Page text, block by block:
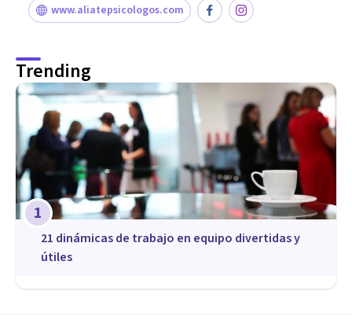
www.aliatepsicologos.com
Trending
1
21 dinámicas de trabajo en equipo divertidas y
útiles
¿Qué porcentaje de nuestra